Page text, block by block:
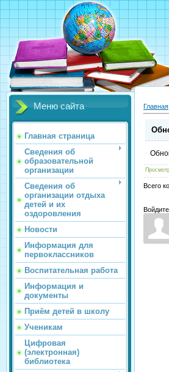
Меню сайта
Главная страница
Сведения об
образовательной
организации
Сведения об
организации отдыха
детей и их
оздоровления
Новости
Информация для
первоклассников
Воспитательная работа
Информация и
документы
Приём детей в школу
Ученикам
Цифровая
(электронная)
библиотека
Главная
Всего